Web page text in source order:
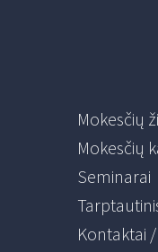
Mokesčių
Mokesčių
Seminarai
Kontaktai